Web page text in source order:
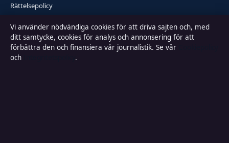
Rättelsepolicy
Faktagranskningspolicy
Ägande & finansiering
Vi använder nödvändiga cookies för att driva sajten och, med
ditt samtycke, cookies för analys och annonsering för att
förbättra den och finansiera vår journalistik. Se vår
och
.